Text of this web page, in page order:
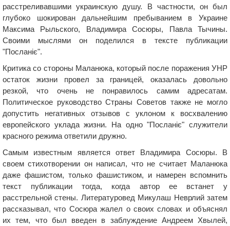
расстреливавшими украинскую душу. В частности, он был
глубоко шокирован дальнейшим пребыванием в Украине
Максима Рыльского, Владимира Сосюры, Павла Тычины.
Своими мыслями он поделился в тексте публикации
"Посланіє".
Критика со стороны Маланюка, который после поражения УНР
остаток жизни провел за границей, оказалась довольно
резкой, что очень не понравилось самим адресатам.
Политическое руководство Страны Советов также не могло
допустить негативных отзывов с уклоном к восхвалению
европейского уклада жизни. На одно "Посланіє" служители
красного режима ответили дружно.
Самым известным является ответ Владимира Сосюры. В
своем стихотворении он написал, что не считает Маланюка
даже фашистом, только фашистиком, и намерен вспомнить
текст публикации тогда, когда автор ее встанет у
расстрельной стены. Литературовед Микулаш Неврлий затем
рассказывал, что Сосюра жалел о своих словах и объяснял
их тем, что был введен в заблуждение Андреем Хвылей,